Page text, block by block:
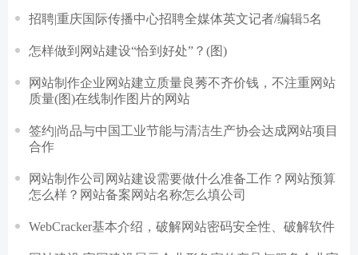
招聘|重庆国际传播中心招聘全媒体英文记者/编辑5名
怎样做到网站建设“恰到好处”？(图)
网站制作企业网站建立质量良莠不齐价钱，不注重网站
质量(图)在线制作图片的网站
签约|尚品与中国工业节能与清洁生产协会达成网站项目
合作
网站制作公司网站建设需要做什么准备工作？网站预算
怎么样？网站备案网站名称怎么填公司
WebCracker基本介绍，破解网站密码安全性、破解软件